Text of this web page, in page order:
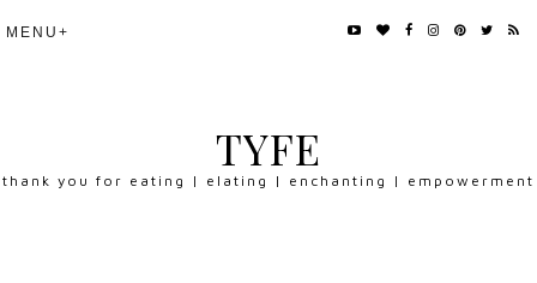
TYFE
thank you for eating | elating | enchanting | empowerment